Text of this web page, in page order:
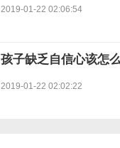
2019-01-22 02:06:54
孩子缺乏自信心该怎
2019-01-22 02:02:22